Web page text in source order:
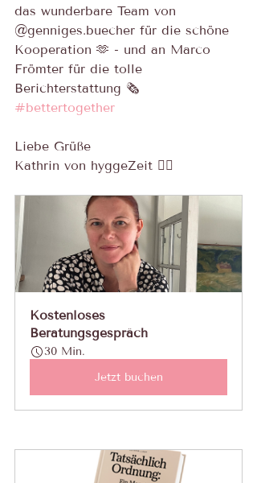
das wunderbare Team von
@genniges.buecher für die schöne
Kooperation 🫶 - und an Marco
Frömter für die tolle
Berichterstattung 🗞️
#bettertogether
Liebe Grüße
Kathrin von hyggeZeit 🙋‍♀️
Kostenloses
Beratungsgespräch
30 Min.
Jetzt buchen